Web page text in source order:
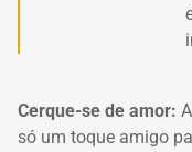
Cerque-se de amor:
só um toque amigo